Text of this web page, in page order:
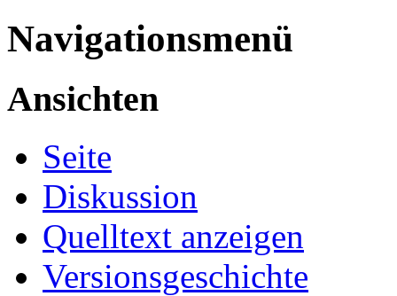
Navigationsmenü
Ansichten
Seite
Diskussion
Quelltext anzeigen
Versionsgeschichte